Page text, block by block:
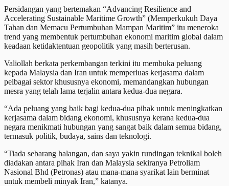
Persidangan yang bertemakan “Advancing Resilience and
Accelerating Sustainable Maritime Growth” (Memperkukuh Daya
Tahan dan Memacu Pertumbuhan Mampan Maritim” itu meneroka
trend yang membentuk pertumbuhan ekonomi maritim global dalam
keadaan ketidaktentuan geopolitik yang masih berterusan.
Valiollah berkata perkembangan terkini itu membuka peluang
kepada Malaysia dan Iran untuk memperluas kerjasama dalam
pelbagai sektor khususnya ekonomi, memandangkan hubungan
mesra yang telah lama terjalin antara kedua-dua negara.
“Ada peluang yang baik bagi kedua-dua pihak untuk meningkatkan
kerjasama dalam bidang ekonomi, khususnya kerana kedua-dua
negara menikmati hubungan yang sangat baik dalam semua bidang,
termasuk politik, budaya, sains dan teknologi.
“Tiada sebarang halangan, dan saya yakin rundingan teknikal boleh
diadakan antara pihak Iran dan Malaysia sekiranya Petroliam
Nasional Bhd (Petronas) atau mana-mana syarikat lain berminat
untuk membeli minyak Iran,” katanya.